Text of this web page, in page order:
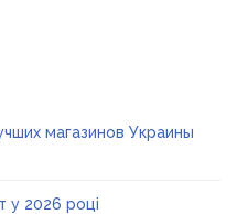
магазинов Украины
у 2026 році